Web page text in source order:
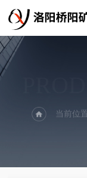
当前位